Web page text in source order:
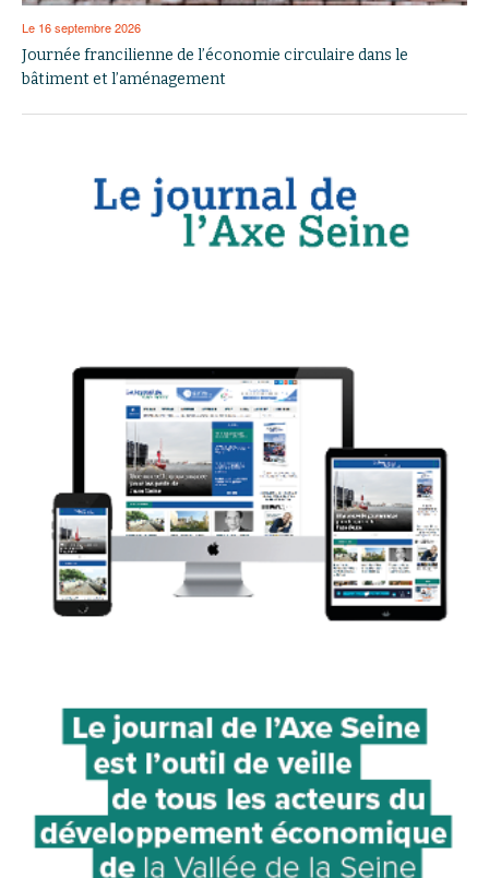
Le 16 septembre 2026
Journée francilienne de l’économie circulaire dans le
bâtiment et l’aménagement